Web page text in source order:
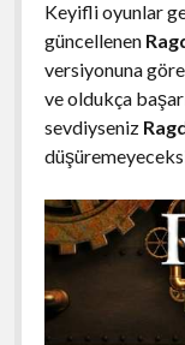
Keyifli oyunlar
güncellenen
versiyonuna
ve oldukça
sevdiyseniz